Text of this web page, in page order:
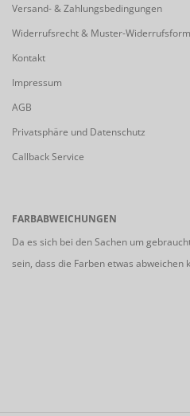
Versand- & Zahlungsbedingungen
Widerrufsrecht & Muster-
Kontakt
Impressum
AGB
Privatsphäre und Datenschutz
Callback Service
FARBABWEICHUNGEN
Da es sich bei den Sachen um
sein, dass die Farben etwas abweichen